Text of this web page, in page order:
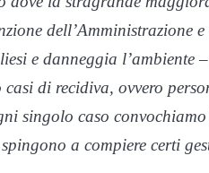
dell’Amministrazione
e danneggia l’ambiente
di recidiva, ovvero
singolo caso
a compiere certi